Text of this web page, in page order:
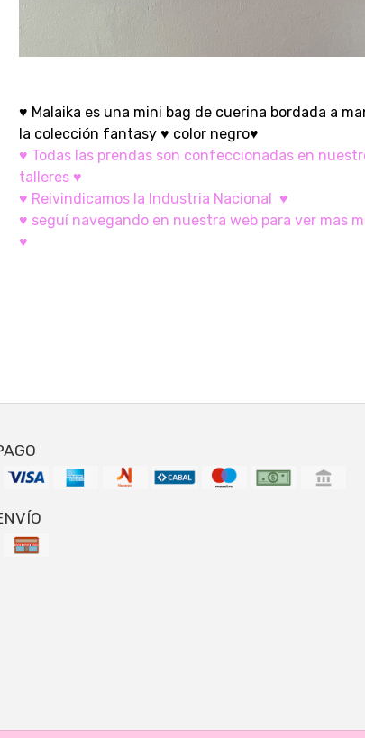
♥ Malaika es una mini bag de cuerina bordada a
la colección fantasy ♥ color negro♥
♥ Todas las prendas son confeccionadas en
talleres ♥
♥ Reivindicamos la Industria Nacional ♥
♥ seguí navegando en nuestra web para ver mas
♥